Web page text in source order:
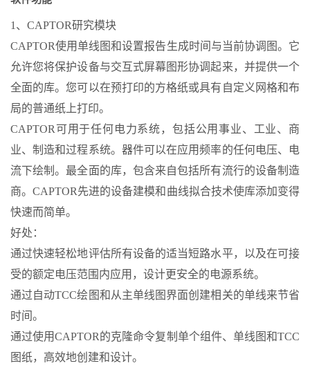
1、CAPTOR研究模块
CAPTOR使用单线图和设置报告生成时间与当前协调图。它
允许您将保护设备与交互式屏幕图形协调起来，并提供一个
全面的库。您可以在预打印的方格纸或具有自定义网格和布
局的普通纸上打印。
CAPTOR可用于任何电力系统，包括公用事业、工业、商
业、制造和过程系统。器件可以在应用频率的任何电压、电
流下绘制。最全面的库，包含来自包括所有流行的设备制造
商。CAPTOR先进的设备建模和曲线拟合技术使库添加变得
快速而简单。
好处：
通过快速轻松地评估所有设备的适当短路水平，以及在可接
受的额定电压范围内应用，设计更安全的电源系统。
通过自动TCC绘图和从主单线图界面创建相关的单线来节省
时间。
通过使用CAPTOR的克隆命令复制单个组件、单线图和TCC
图纸，高效地创建和设计。